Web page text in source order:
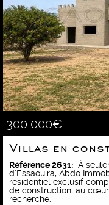
300 000€
Référence 2631: À
d’Essaouira, Abdo
résidentiel exclusif
de construction, au
recherché.